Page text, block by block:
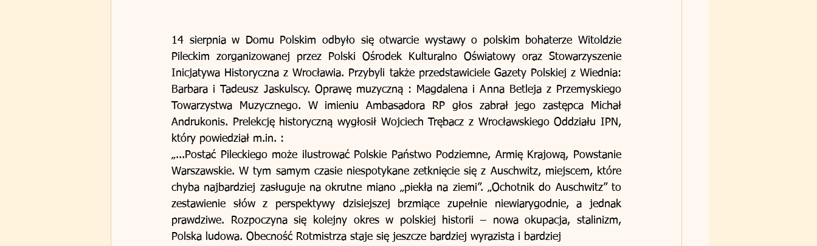
14 sierpnia w Domu Polskim odbyło się otwarcie wystawy o polskim bohaterze Witoldzie
Pileckim zorganizowanej przez Polski Ośrodek Kulturalno Oświatowy oraz Stowarzyszenie
Inicjatywa Historyczna z Wrocławia. Przybyli także przedstawiciele Gazety Polskiej z Wiednia:
Barbara i Tadeusz Jaskulscy. Oprawę muzyczną : Magdalena i Anna Betleja z Przemyskiego
Towarzystwa Muzycznego. W imieniu Ambasadora RP głos zabrał jego zastępca Michał
Andrukonis. Prelekcję historyczną wygłosił Wojciech Trębacz z Wrocławskiego Oddziału IPN,
który powiedział m.in. :
„...Postać Pileckiego może ilustrować Polskie Państwo Podziemne, Armię Krajową, Powstanie
Warszawskie. W tym samym czasie niespotykane zetknięcie się z Auschwitz, miejscem, które
chyba najbardziej zasługuje na okrutne miano „piekła na ziemi”. „Ochotnik do Auschwitz” to
zestawienie słów z perspektywy dzisiejszej brzmiące zupełnie niewiarygodnie, a jednak
prawdziwe. Rozpoczyna się kolejny okres w polskiej historii – nowa okupacja, stalinizm,
Polska ludowa. Obecność Rotmistrza staje się jeszcze bardziej wyrazista i bardziej